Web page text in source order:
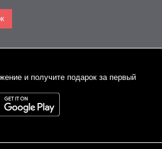
и получите подарок за первый